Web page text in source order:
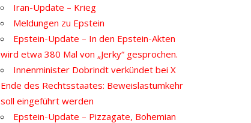
Iran-Update – Krieg
Meldungen zu Epstein
Epstein-Update – In den Epstein-Akten
wird etwa 380 Mal von „Jerky“ gesprochen.
Innenminister Dobrindt verkündet bei X
Ende des Rechtsstaates: Beweislastumkehr
soll eingeführt werden
Epstein-Update – Pizzagate, Bohemian